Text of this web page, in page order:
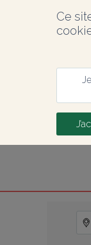
Ce